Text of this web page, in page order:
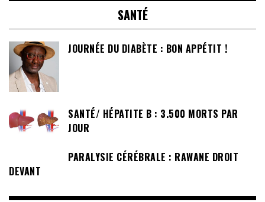
SANTÉ
JOURNÉE DU DIABÈTE : BON APPÉTIT !
SANTÉ/ HÉPATITE B : 3.500 MORTS PAR
JOUR
PARALYSIE CÉRÉBRALE : RAWANE DROIT
DEVANT